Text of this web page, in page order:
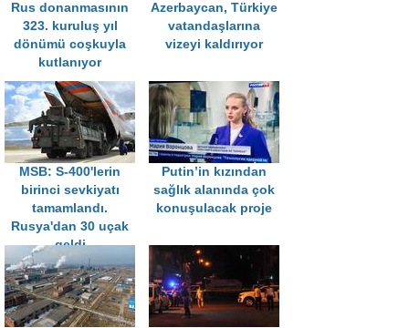
Rus donanmasının
323. kuruluş yıl
dönümü coşkuyla
kutlanıyor
Azerbaycan, Türkiye
vatandaşlarına
vizeyi kaldırıyor
MSB: S-400'lerin
birinci sevkiyatı
tamamlandı.
Rusya'dan 30 uçak
geldi
Putin’in kızından
sağlık alanında çok
konuşulacak proje